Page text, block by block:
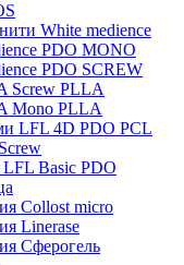
White medience
PDO MONO
PDO SCREW
Screw PLLA
Mono PLLA
LFL 4D PDO PCL
Basic PDO
Collost micro
Linerase
Сферогель